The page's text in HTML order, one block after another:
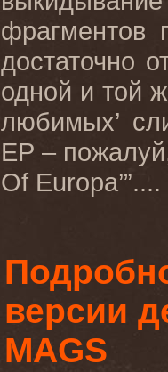
фрагментов
достаточно
одной и той
любимых’
EP –
Of Europa’”....
версии
MAGS